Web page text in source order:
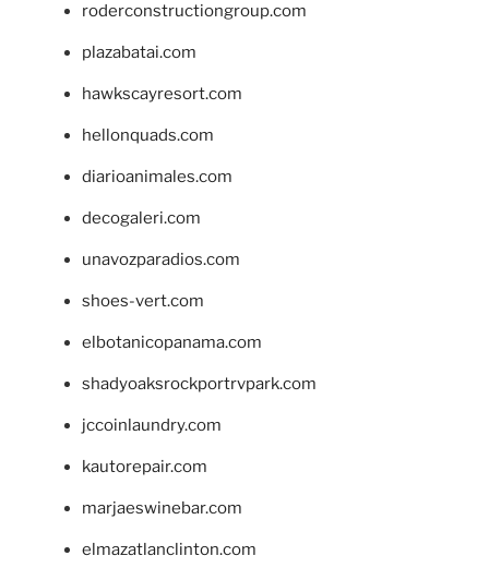
roderconstructiongroup.com
plazabatai.com
hawkscayresort.com
hellonquads.com
diarioanimales.com
decogaleri.com
unavozparadios.com
shoes-vert.com
elbotanicopanama.com
shadyoaksrockportrvpark.com
jccoinlaundry.com
kautorepair.com
marjaeswinebar.com
elmazatlanclinton.com